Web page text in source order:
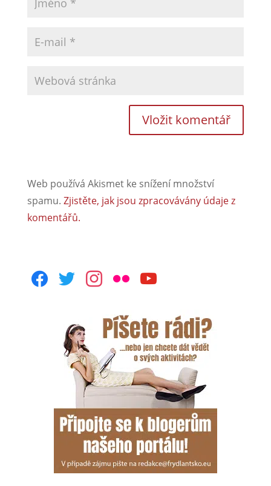
Web používá Akismet ke snížení množství
spamu. Zjistěte, jak jsou zpracovávány údaje z
komentářů.
facebooktwitterinstagram
flickr youtube